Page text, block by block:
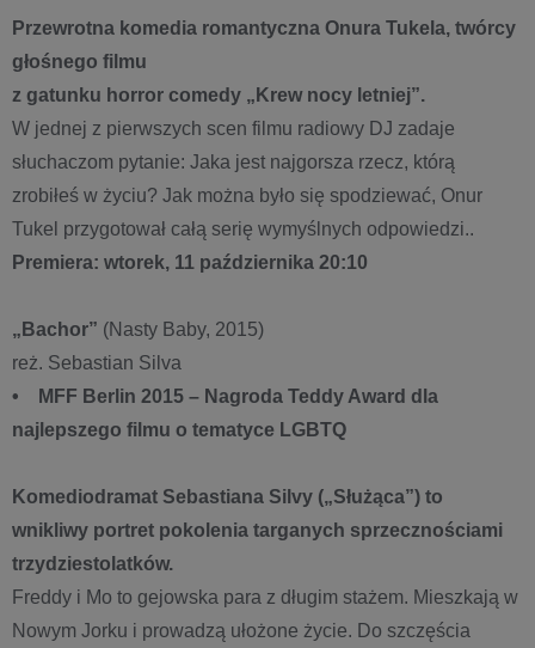
Przewrotna komedia romantyczna Onura Tukela, twórcy
głośnego filmu
z gatunku horror comedy „Krew nocy letniej”.
W jednej z pierwszych scen filmu radiowy DJ zadaje
słuchaczom pytanie: Jaka jest najgorsza rzecz, którą
zrobiłeś w życiu? Jak można było się spodziewać, Onur
Tukel przygotował całą serię wymyślnych odpowiedzi..
Premiera: wtorek, 11 października 20:10
„Bachor” (Nasty Baby, 2015)
reż. Sebastian Silva
• MFF Berlin 2015 – Nagroda Teddy Award dla
najlepszego filmu o tematyce LGBTQ
Komediodramat Sebastiana Silvy („Służąca”) to
wnikliwy portret pokolenia targanych sprzecznościami
trzydziestolatków.
Freddy i Mo to gejowska para z długim stażem. Mieszkają w
Nowym Jorku i prowadzą ułożone życie. Do szczęścia